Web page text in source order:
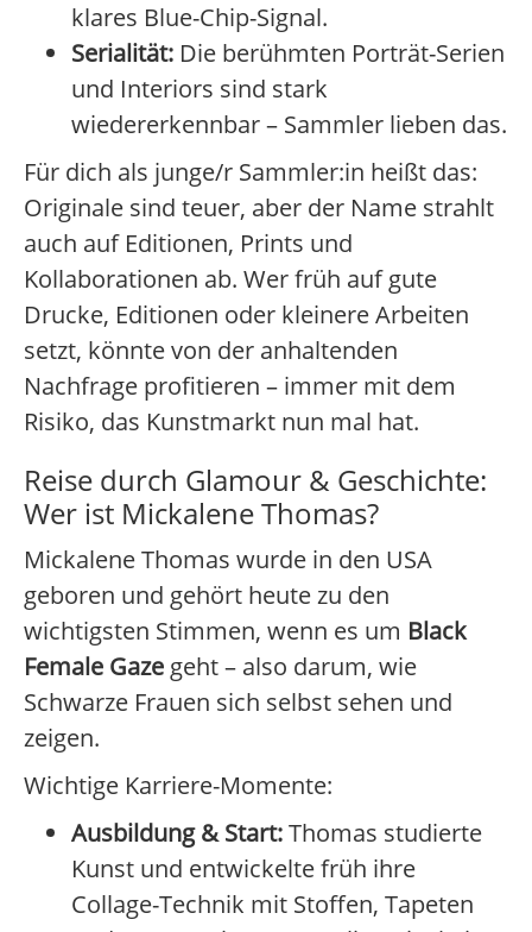
klares Blue-Chip-Signal.
Serialität: Die berühmten Porträt-Serien
und Interiors sind stark
wiedererkennbar – Sammler lieben das.
Für dich als junge/r Sammler:in heißt das:
Originale sind teuer, aber der Name strahlt
auch auf Editionen, Prints und
Kollaborationen ab. Wer früh auf gute
Drucke, Editionen oder kleinere Arbeiten
setzt, könnte von der anhaltenden
Nachfrage profitieren – immer mit dem
Risiko, das Kunstmarkt nun mal hat.
Reise durch Glamour & Geschichte:
Wer ist Mickalene Thomas?
Mickalene Thomas wurde in den USA
geboren und gehört heute zu den
wichtigsten Stimmen, wenn es um Black
Female Gaze geht – also darum, wie
Schwarze Frauen sich selbst sehen und
zeigen.
Wichtige Karriere-Momente:
Ausbildung & Start:Thomas studierte
Kunst und entwickelte früh ihre
Collage-Technik mit Stoffen, Tapeten